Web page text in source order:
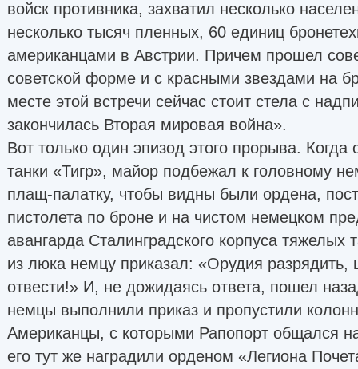
войск противника, захватил несколько
несколько тысяч пленных, 60 единиц
американцами в Австрии. Причем прошел
советской форме и с красными звездами на
месте этой встречи сейчас стоит стела с
закончилась Вторая мировая война».
Вот только один эпизод этого прорыва. Когда
танки «Тигр», майор подбежал к головному
плащ-палатку, чтобы видны были ордена,
пистолета по броне и на чистом немецком
авангарда Сталинградского корпуса
из люка немцу приказал: «Орудия разрядить,
отвести!» И, не дожидаясь ответа, пошел
немцы выполнили приказ и пропустили
Американцы, с которыми Рапопорт общался
его тут же наградили орденом «Легиона